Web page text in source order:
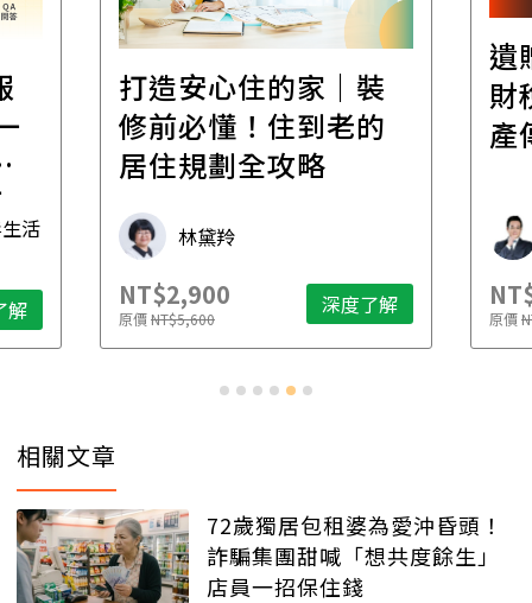
活
解
打造安心住的家｜裝
修前必懂！住到老的
居住規劃全攻略
林黛羚
NT$2,900
原價NT$5,600 深度了解
遺
財
產
原價
相關文章
72歲獨居包租婆為愛沖昏頭！
詐騙集團甜喊「想共度餘生」
店員一招保住錢